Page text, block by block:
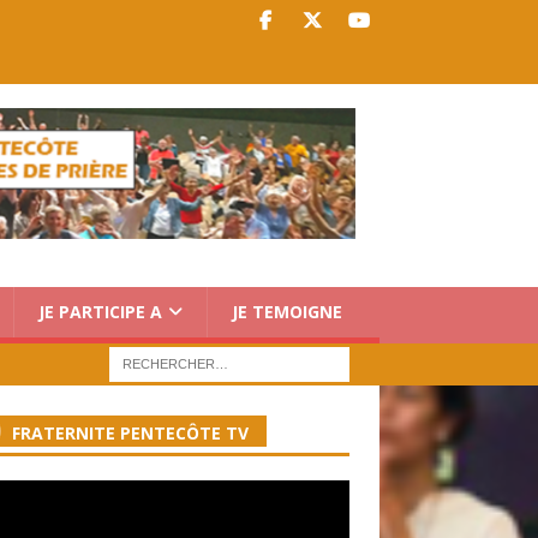
JE PARTICIPE A JE TEMOIGNE
FRATERNITE PENTECÔTE TV